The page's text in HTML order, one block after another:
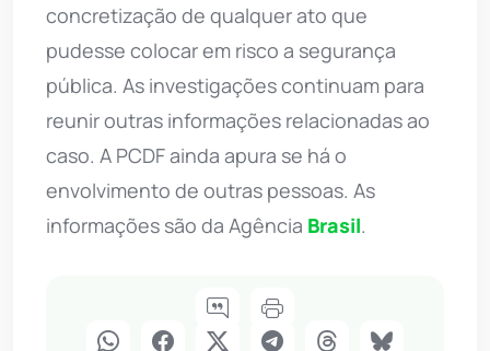
concretização de qualquer ato que
pudesse colocar em risco a segurança
pública. As investigações continuam para
reunir outras informações relacionadas ao
caso. A PCDF ainda apura se há o
envolvimento de outras pessoas. As
informações são da Agência Brasil.